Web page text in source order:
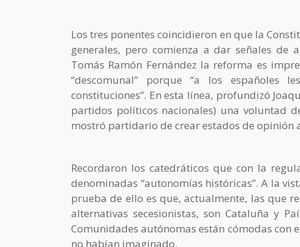
Los tres ponentes coincidieron en que la
generales, pero comienza a dar señales
Tomás Ramón Fernández la reforma es
“descomunal” porque “a los españoles
constituciones”. En esta línea, profundizó
partidos políticos nacionales) una voluntad
mostró partidario de crear estados de opinión
Recordaron los catedráticos que con la
denominadas “autonomías históricas”. A la
prueba de ello es que, actualmente, las que
alternativas secesionistas, son Cataluña y
Comunidades autónomas están cómodas
no habían imaginado.